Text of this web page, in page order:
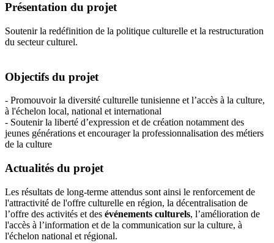
Présentation du projet
Soutenir la redéfinition de la politique culturelle et la restructuration
du secteur culturel.
Objectifs du projet
- Promouvoir la diversité culturelle tunisienne et l’accès à la culture,
à l'échelon local, national et international
- Soutenir la liberté d’expression et de création notamment des
jeunes générations et encourager la professionnalisation des métiers
de la culture
Actualités du projet
Les résultats de long-terme attendus sont ainsi le renforcement de
l'attractivité de l'offre culturelle en région, la décentralisation de
l’offre des activités et des événements culturels, l’amélioration de
l'accès à l’information et de la communication sur la culture, à
l'échelon national et régional.